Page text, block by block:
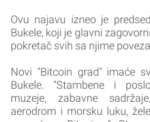
Ovu najavu izneo je
Bukele, koji je glavni
pokretač svih sa njime
Novi "Bitcoin grad" imaće
Bukele. "Stambene i
muzeje, zabavne
aerodrom i morsku luku,